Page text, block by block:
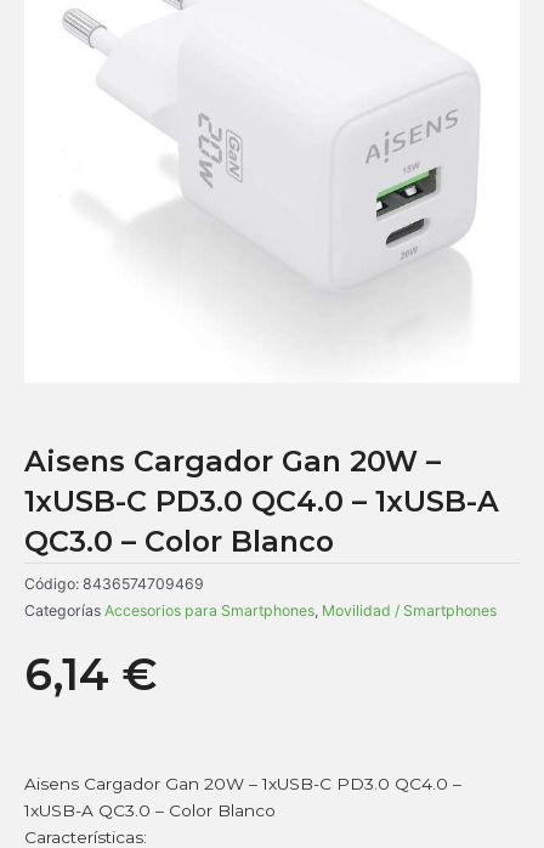
Aisens Cargador Gan 20W –
1xUSB-C PD3.0 QC4.0 – 1xUSB-A
QC3.0 – Color Blanco
Código: 8436574709469
Categorías Accesorios para Smartphones, Movilidad / Smartphones
6,14 €
Aisens Cargador Gan 20W – 1xUSB-C PD3.0 QC4.0 –
1xUSB-A QC3.0 – Color Blanco
Características: